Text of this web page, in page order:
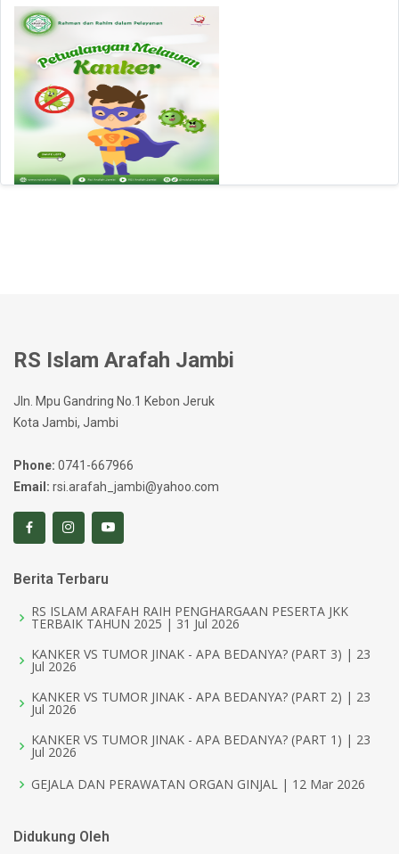
RS Islam Arafah Jambi
Jln. Mpu Gandring No.1 Kebon Jeruk
Kota Jambi, Jambi
Phone: 0741-667966
Email: rsi.arafah_jambi@yahoo.com
Berita Terbaru
RS ISLAM ARAFAH RAIH PENGHARGAAN PESERTA JKK
TERBAIK TAHUN 2025 | 31 Jul 2026
KANKER VS TUMOR JINAK - APA BEDANYA? (PART 3) | 23
Jul 2026
KANKER VS TUMOR JINAK - APA BEDANYA? (PART 2) | 23
Jul 2026
KANKER VS TUMOR JINAK - APA BEDANYA? (PART 1) | 23
Jul 2026
GEJALA DAN PERAWATAN ORGAN GINJAL | 12 Mar 2026
Didukung Oleh